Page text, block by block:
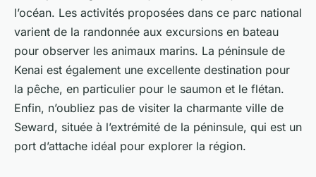
l’océan. Les activités proposées dans ce parc national
varient de la randonnée aux excursions en bateau
pour observer les animaux marins. La péninsule de
Kenai est également une excellente destination pour
la pêche, en particulier pour le saumon et le flétan.
Enfin, n’oubliez pas de visiter la charmante ville de
Seward, située à l’extrémité de la péninsule, qui est un
port d’attache idéal pour explorer la région.